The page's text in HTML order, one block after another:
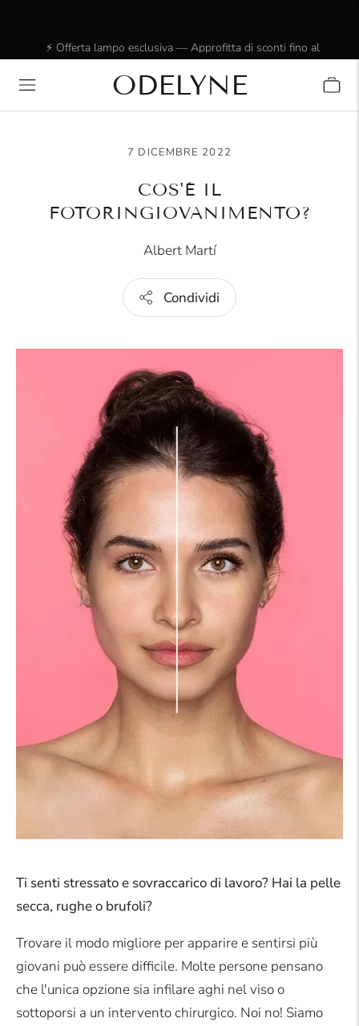
20%. Solo per un periodo limitato.
ODELYNE
7 DICEMBRE 2022
COS'È IL
FOTORINGIOVANIMENTO?
Albert Martí
Condividi
Ti senti stressato e sovraccarico di lavoro? Hai la pelle
secca, rughe o brufoli?
Trovare il modo migliore per apparire e sentirsi più
giovani può essere difficile. Molte persone pensano
che l'unica opzione sia infilare aghi nel viso o
sottoporsi a un intervento chirurgico. Noi no! Siamo